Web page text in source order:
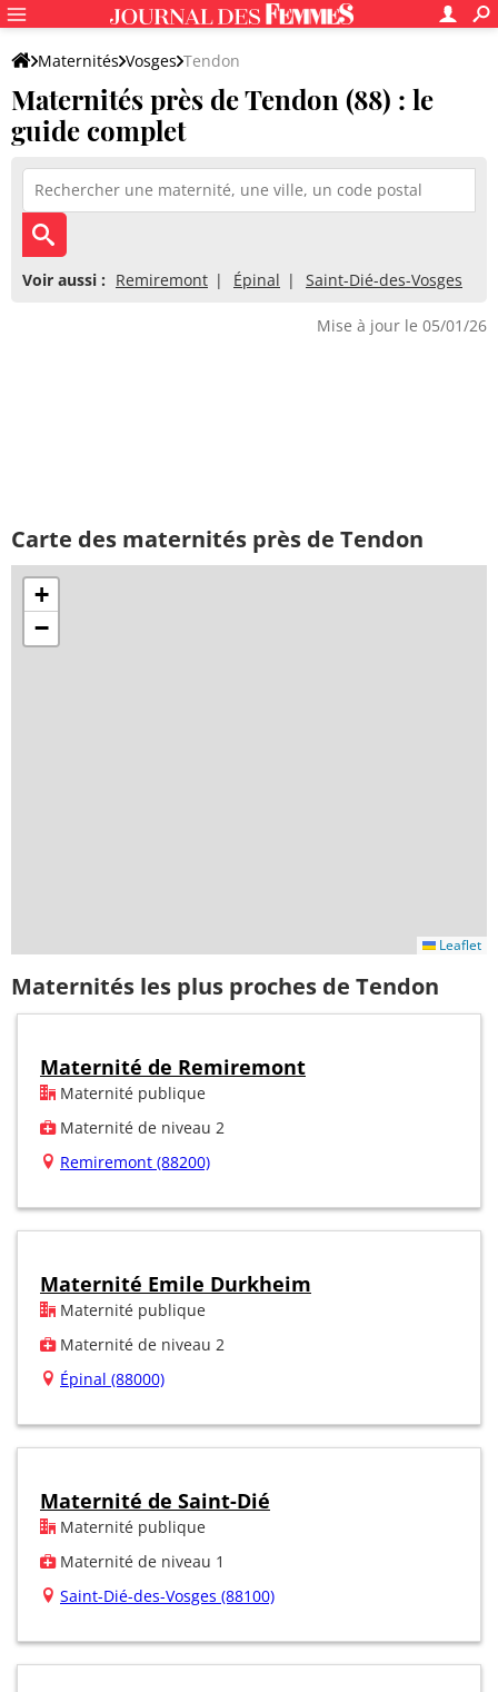
Maternités Vosges Tendon
Maternités près de Tendon (88) : le
guide complet
Voir aussi : Remiremont Épinal Saint-Dié-des-Vosges
Mise à jour le 05/01/26
Carte des maternités près de Tendon
+
−
Leaflet
Maternités les plus proches de Tendon
Maternité de Remiremont
Maternité publique
Maternité de niveau 2
Remiremont (88200)
Maternité Emile Durkheim
Maternité publique
Maternité de niveau 2
Épinal (88000)
Maternité de Saint-Dié
Maternité publique
Maternité de niveau 1
Saint-Dié-des-Vosges (88100)